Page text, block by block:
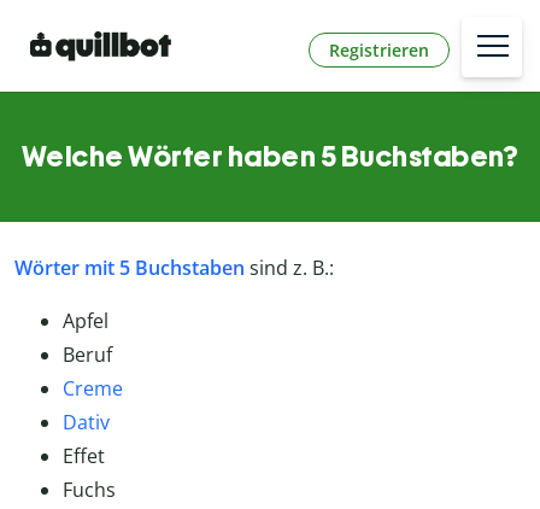
Registrieren
Welche Wörter haben 5 Buchstaben?
Wörter mit 5 Buchstaben sind z. B.:
Apfel
Beruf
Creme
Dativ
Effet
Fuchs